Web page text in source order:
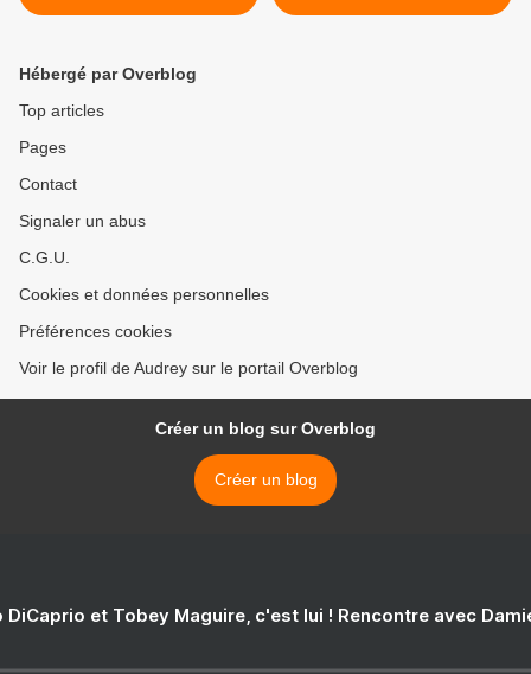
Hébergé par Overblog
Top articles
Pages
Contact
Signaler un abus
C.G.U.
Cookies et données personnelles
Préférences cookies
Voir le profil de Audrey sur le portail Overblog
Créer un blog sur Overblog
Créer un blog
DiCaprio et Tobey Maguire, c'est lui ! Rencontre avec